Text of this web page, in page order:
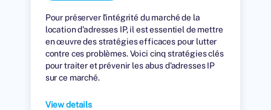
Pour préserver l'intégrité du marché de la
location d'adresses IP, il est essentiel de mettre
en œuvre des stratégies efficaces pour lutter
contre ces problèmes. Voici cinq stratégies clés
pour traiter et prévenir les abus d'adresses IP
sur ce marché.
View details